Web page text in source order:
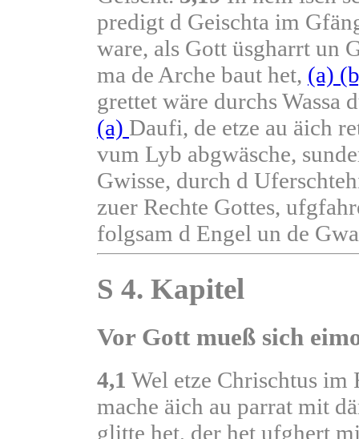
predigt d Geischta im
ware, als Gott üsgharrt un
ma de Arche baut het, (a)
grettet wäre durchs Wassa
(a) Daufi, de etze au äich
vum Lyb abgwäsche,
Gwisse, durch d
zuer Rechte Gottes,
folgsam d Engel un de
S 4. Kapitel
Vor Gott mueß sich
4,1 Wel etze Chrischtus
mache äich au parrat mit
glitte het, der het ufghert